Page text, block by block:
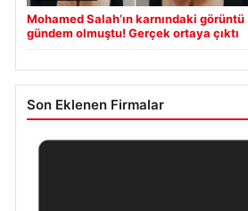
Mohamed Salah’ın karnındaki görüntü
gündem olmuştu! Gerçek ortaya çıktı
Son Eklenen Firmalar